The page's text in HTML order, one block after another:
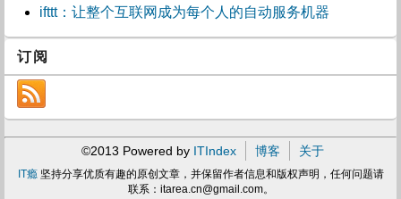
ifttt：让整个互联网成为每个人的自动服务机器
订阅
©2013 Powered by ITIndex 博客 关于
IT瘾坚持分享优质有趣的原创文章，并保留作者信息和版权声明，任何问题请
联系： itarea.cn@gmail.com。